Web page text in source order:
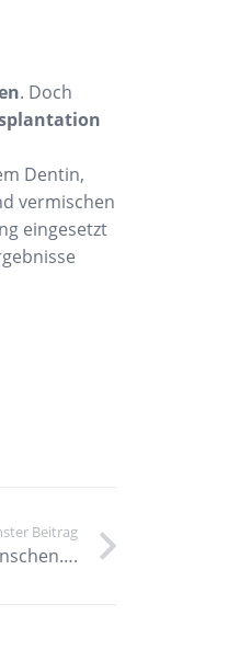
. Doch
Dentin,
vermischen
eingesetzt
Beitrag